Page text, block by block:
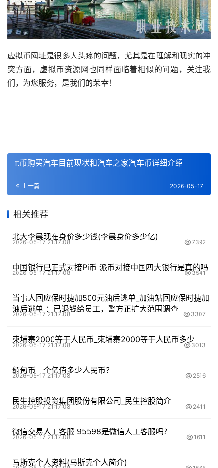
虚拟币网址是很多人头疼的问题，尤其是在理解和现实的冲
突方面，虚拟币资源网也同样面临着相似的问题，关注我
们，为您服务，是我们的荣幸！
π币购买汽车目前现状和汽车之家汽车币详细介绍
上一篇 2026-05-17
相关推荐
北大李晨现在身价多少钱(李晨身价多少亿)
2026-05-17 21:17:08 7392
中国银行已正式对接Pi币 派币对接中国四大银行是真的吗
2026-05-17 21:17:08 3541
当事人回应保时捷加500元油后逃单_加油站回应保时捷加
油后逃单 ：已退钱给员工，警方正扩大范围调查
2026-05-17 21:17:08 3307
柬埔寨2000等于人民币_柬埔寨2000等于人民币多少
2026-05-17 21:17:08 3013
缅甸币一个亿值多少人民币？
2026-05-17 21:17:08 2516
民生控股投资集团股份有限公司_民生控股简介
2026-05-17 21:17:08 2411
微信交易人工客服 95598是微信人工客服吗？
2026-05-17 21:17:08 1611
马斯克个人资料(马斯克个人简介)